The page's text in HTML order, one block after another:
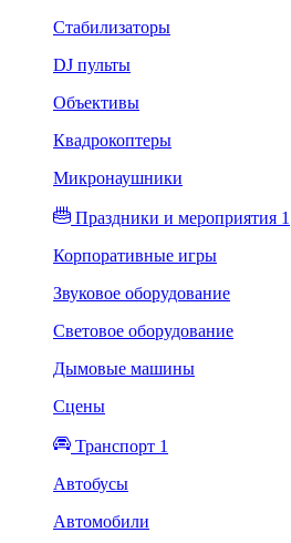
Стабилизаторы
DJ пульты
Объективы
Квадрокоптеры
Микронаушники
Праздники и мероприятия 1
Корпоративные игры
Звуковое оборудование
Световое оборудование
Дымовые машины
Сцены
Транспорт 1
Автобусы
Автомобили